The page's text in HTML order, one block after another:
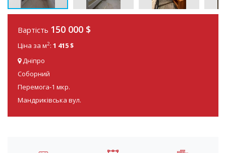
Вартість 150 000 $
Ціна за м2: 1 415 $
Дніпро
Соборний
Перемога-1 мкр.
Мандриківська вул.